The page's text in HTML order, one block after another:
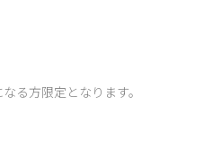
る方限定となります。